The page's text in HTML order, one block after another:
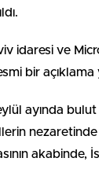
idaresi ve
bir açıklama
ayında
nezaretinde
akabinde,